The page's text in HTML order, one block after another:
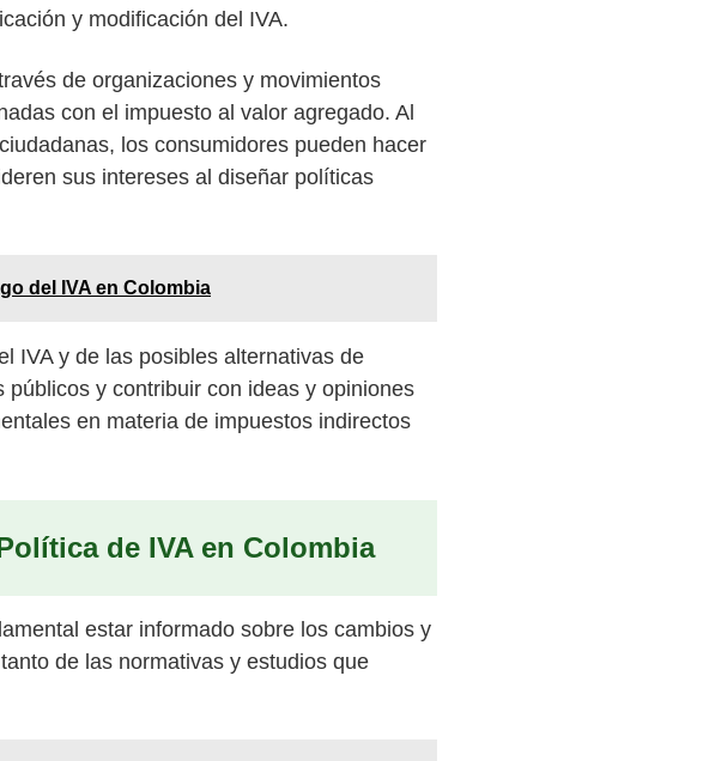
y modificación del IVA.
de organizaciones y movimientos
con el impuesto al valor agregado. Al
los consumidores pueden hacer
sus intereses al diseñar políticas
del IVA en Colombia
IVA y de las posibles alternativas de
y contribuir con ideas y opiniones
en materia de impuestos indirectos
de IVA en Colombia
estar informado sobre los cambios y
de las normativas y estudios que